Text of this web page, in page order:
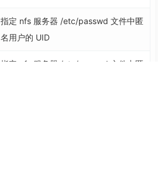
指定 nfs 服务器 /etc/passwd 文件中匿
名用户的 UID
指定 nfs 服务器 /etc/passwd 文件中匿